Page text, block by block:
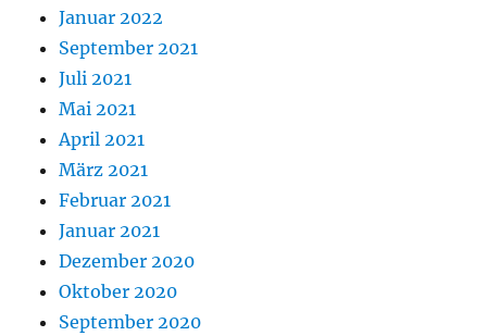
Januar 2022
September 2021
Juli 2021
Mai 2021
April 2021
März 2021
Februar 2021
Januar 2021
Dezember 2020
Oktober 2020
September 2020